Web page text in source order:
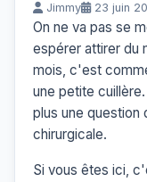
Jimmy 23 juin
On ne va pas se
espérer attirer du
mois, c'est
une petite
plus une question
chirurgicale.
Si vous êtes ici,